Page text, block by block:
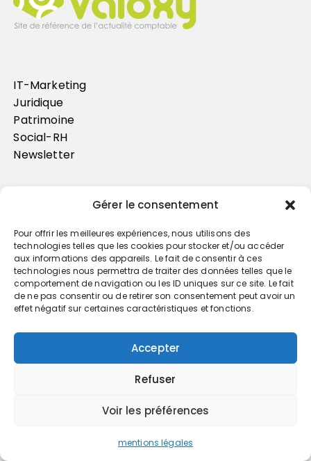
Gérer le consentement
Pour offrir les meilleures expériences, nous utilisons des
technologies telles que les cookies pour stocker et/ou accéder
aux informations des appareils. Le fait de consentir à ces
technologies nous permettra de traiter des données telles que le
comportement de navigation ou les ID uniques sur ce site. Le fait
de ne pas consentir ou de retirer son consentement peut avoir un
effet négatif sur certaines caractéristiques et fonctions.
Accepter
Refuser
Voir les préférences
mentions légales
IT-Marketing
Juridique
Patrimoine
Social-RH
Newsletter
Trouvez votre cabinet